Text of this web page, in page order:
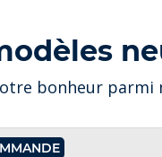
bonheur parmi